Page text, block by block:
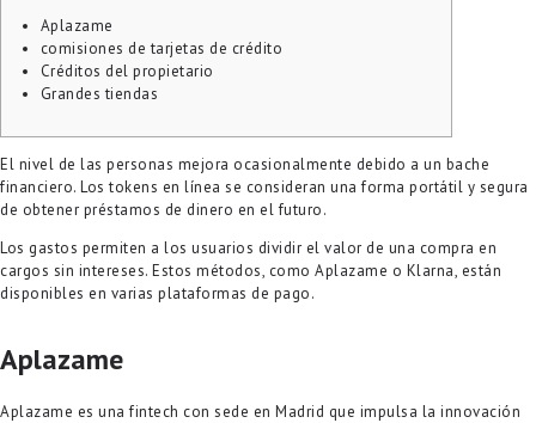
Aplazame
comisiones de tarjetas de crédito
Créditos del propietario
Grandes tiendas
El nivel de las personas mejora ocasionalmente debido a un bache
financiero. Los tokens en línea se consideran una forma portátil y segura
de obtener préstamos de dinero en el futuro.
Los gastos permiten a los usuarios dividir el valor de una compra en
cargos sin intereses. Estos métodos, como Aplazame o Klarna, están
disponibles en varias plataformas de pago.
Aplazame
Aplazame es una fintech con sede en Madrid que impulsa la innovación